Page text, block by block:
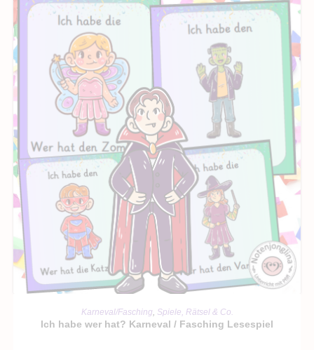
IN DEN WARENKORB
Karneval/Fasching, Spiele, Rätsel & Co.
Ich habe wer hat? Karneval / Fasching Lesespiel